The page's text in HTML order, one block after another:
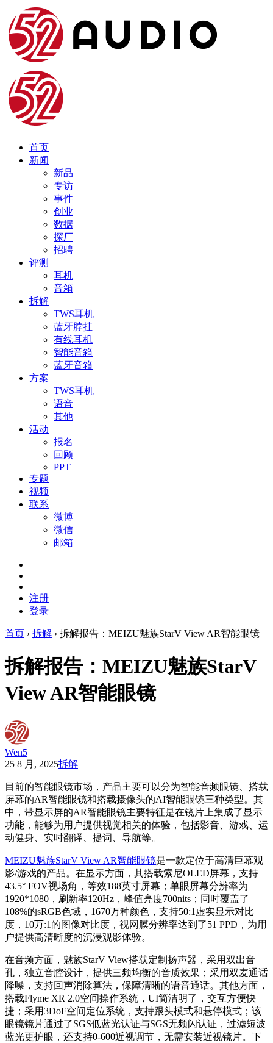
首页
新闻
新品
专访
事件
创业
数据
探厂
招聘
评测
耳机
音箱
拆解
TWS耳机
蓝牙脖挂
有线耳机
智能音箱
蓝牙音箱
方案
TWS耳机
语音
其他
活动
报名
回顾
PPT
专题
视频
联系
微博
微信
邮箱
注册
登录
首页 › 拆解 › 拆解报告：MEIZU魅族StarV View AR智能眼镜
拆解报告：MEIZU魅族StarV
View AR智能眼镜
Wen5
25 8 月, 2025拆解
目前的智能眼镜市场，产品主要可以分为智能音频眼镜、搭载
屏幕的AR智能眼镜和搭载摄像头的AI智能眼镜三种类型。其
中，带显示屏的AR智能眼镜主要特征是在镜片上集成了显示
功能，能够为用户提供视觉相关的体验，包括影音、游戏、运
动健身、实时翻译、提词、导航等。
MEIZU魅族StarV View AR智能眼镜是一款定位于高清巨幕观
影/游戏的产品。在显示方面，其搭载索尼OLED屏幕，支持
43.5° FOV视场角，等效188英寸屏幕；单眼屏幕分辨率为
1920*1080，刷新率120Hz，峰值亮度700nits；同时覆盖了
108%的sRGB色域，1670万种颜色，支持50:1虚实显示对比
度，10万:1的图像对比度，视网膜分辨率达到了51 PPD，为用
户提供高清晰度的沉浸观影体验。
在音频方面，魅族StarV View搭载定制扬声器，采用双出音
孔，独立音腔设计，提供三频均衡的音质效果；采用双麦通话
降噪，支持回声消除算法，保障清晰的语音通话。其他方面，
搭载Flyme XR 2.0空间操作系统，UI简洁明了，交互方便快
捷；采用3DoF空间定位系统，支持跟头模式和悬停模式；该
眼镜镜片通过了SGS低蓝光认证与SGS无频闪认证，过滤短波
蓝光更护眼，还支持0-600近视调节，无需安装近视镜片。下